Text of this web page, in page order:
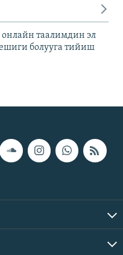
онлайн таалимдин эл
болууга тийиш